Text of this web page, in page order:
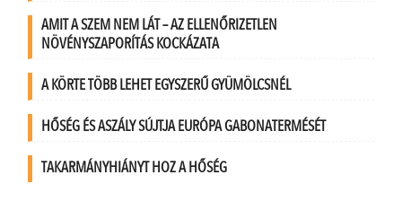
AMIT A SZEM NEM LÁT – AZ ELLENŐRIZETLEN
NÖVÉNYSZAPORÍTÁS KOCKÁZATA
A KÖRTE TÖBB LEHET EGYSZERŰ GYÜMÖLCSNÉL
HŐSÉG ÉS ASZÁLY SÚJTJA EURÓPA GABONATERMÉSÉT
TAKARMÁNYHIÁNYT HOZ A HŐSÉG